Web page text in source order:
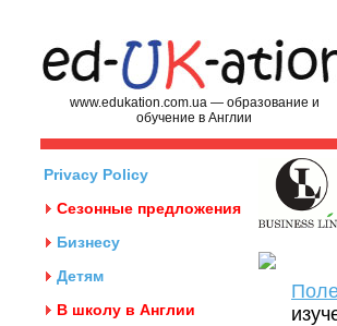
www.edukation.com.ua — образование и
обучение в Англии
Privacy Policy
Сезонные предложения
Бизнесу
Детям
В школу в Англии